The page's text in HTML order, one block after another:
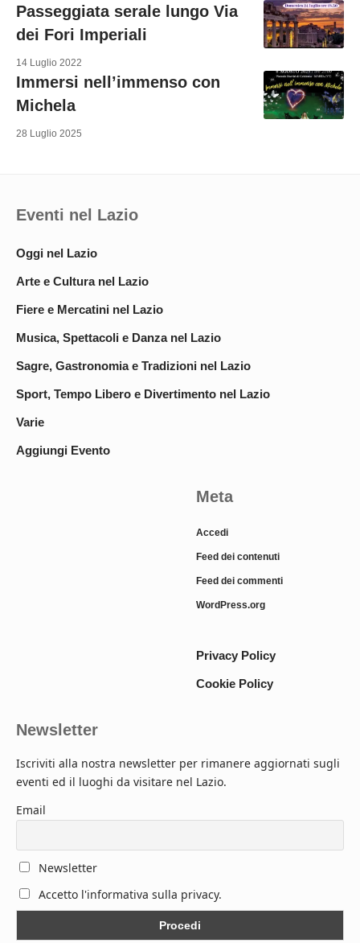
Passeggiata serale lungo Via
dei Fori Imperiali
14 Luglio 2022
Immersi nell’immenso con
Michela
28 Luglio 2025
Eventi nel Lazio
Oggi nel Lazio
Arte e Cultura nel Lazio
Fiere e Mercatini nel Lazio
Musica, Spettacoli e Danza nel Lazio
Sagre, Gastronomia e Tradizioni nel Lazio
Sport, Tempo Libero e Divertimento nel Lazio
Varie
Aggiungi Evento
Meta
Accedi
Feed dei contenuti
Feed dei commenti
WordPress.org
Privacy Policy
Cookie Policy
Newsletter
Iscriviti alla nostra newsletter per rimanere aggiornati sugli
eventi ed il luoghi da visitare nel Lazio.
Email
Newsletter
Accetto l'informativa sulla privacy.